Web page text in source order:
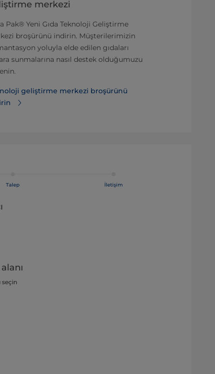
merkezi
Pak® Yeni Gıda Teknoloji Geliştirme
broşürünü indirin. Müşterilerimizin
yoluyla elde edilen gıdaları
sunmalarına nasıl destek olduğumuzu
geliştirme merkezi broşürünü
Talep İletişim
seçin